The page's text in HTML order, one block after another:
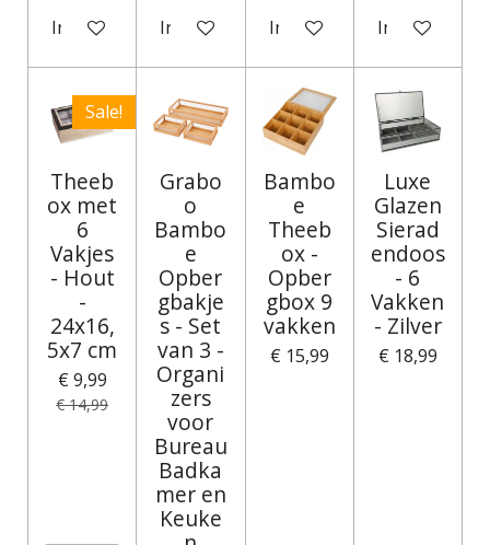
In winkelwagenIn winkelwagenIn winkelwagenIn
Sale!
Theeb
ox met
6
Vakjes
- Hout
-
24x16,
5x7 cm
€ 9,99
€ 14,99
Grabo
o
Bambo
e
Opber
gbakje
s - Set
van 3 -
Organi
zers
voor
Bureau
Badka
mer en
Keuke
Bambo
e
Theeb
ox -
Opber
gbox 9
vakken
€ 15,99
Luxe
Glazen
Sierad
endoos
- 6
Vakken
- Zilver
€ 18,99